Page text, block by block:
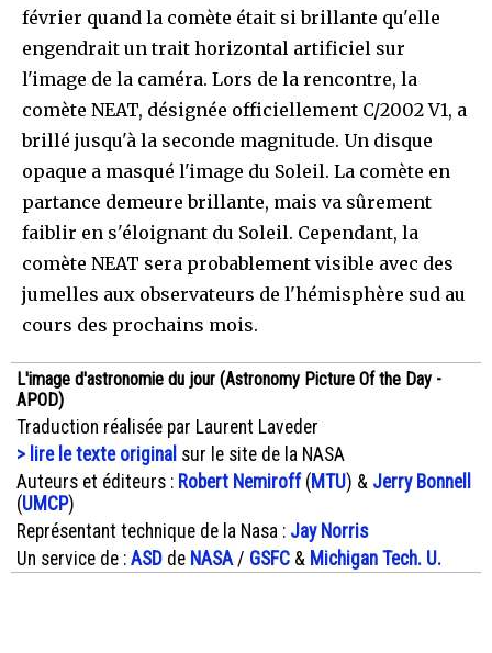
février quand la comète était si brillante qu'elle
engendrait un trait horizontal artificiel sur
l'image de la caméra. Lors de la rencontre, la
comète NEAT, désignée officiellement C/2002 V1, a
brillé jusqu'à la seconde magnitude. Un disque
opaque a masqué l'image du Soleil. La comète en
partance demeure brillante, mais va sûrement
faiblir en s'éloignant du Soleil. Cependant, la
comète NEAT sera probablement visible avec des
jumelles aux observateurs de l'hémisphère sud au
cours des prochains mois.
L'image d'astronomie du jour (Astronomy Picture Of the Day -
APOD)
Traduction réalisée par Laurent Laveder
> lire le texte original sur le site de la NASA
Auteurs et éditeurs : Robert Nemiroff( MTU) & Jerry Bonnell
(UMCP)
Représentant technique de la Nasa : Jay Norris
Un service de : ASD de NASA/ GSFC & Michigan Tech. U.